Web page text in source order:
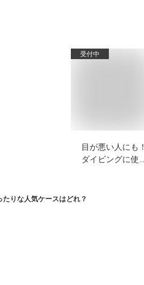
受付中
目が悪い人にも！
ダイビングに使え
りな人気ケースはどれ？